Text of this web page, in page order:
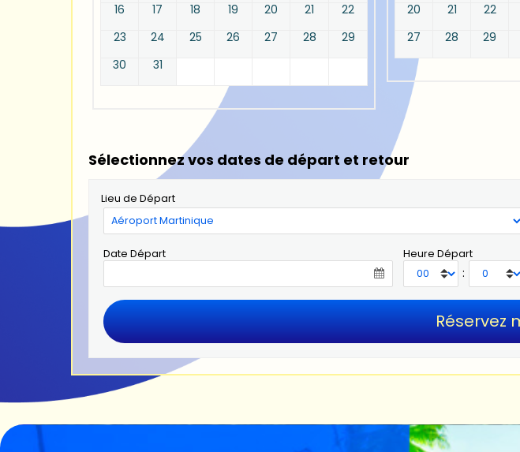
16
17 18 19 20 21
22
23
24 25 26 27 28
29
30
31
20
21 22
27
28 29
Sélectionnez vos dates de départ et retour
Lieu de Départ
Date Départ Heure Départ
: